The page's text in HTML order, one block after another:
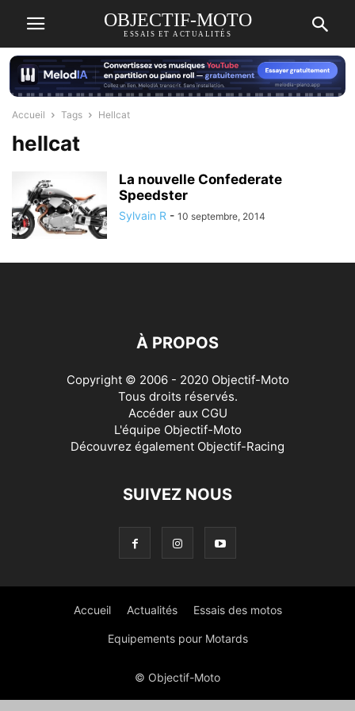
OBJECTIF-MOTO
ESSAIS ET ACTUALITÉS
Accueil Tags Hellcat
hellcat
La nouvelle Confederate
Speedster
Sylvain R - 10 septembre, 2014
À PROPOS
Copyright © 2006 - 2020 Objectif-Moto
Tous droits réservés.
Accéder aux CGU
L'équipe Objectif-Moto
Découvrez également Objectif-Racing
SUIVEZ NOUS
Accueil Actualités Essais des motos
Equipements pour Motards
© Objectif-Moto